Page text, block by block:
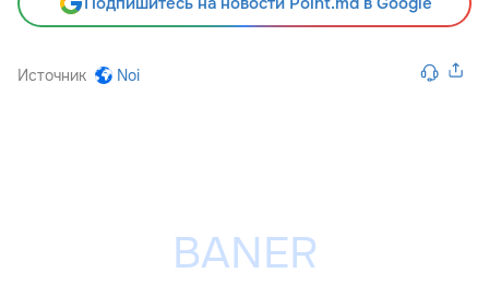
Источник Noi